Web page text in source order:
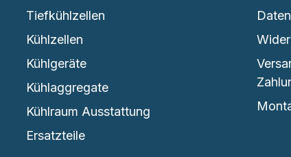
Tiefkühlzellen
Kühlzellen
Kühlgeräte
Kühlaggregate
Kühlraum Ausstattung
Ersatzteile